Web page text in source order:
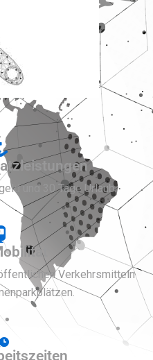
und 30 Tage Urlaub.
Verkehrsmitteln